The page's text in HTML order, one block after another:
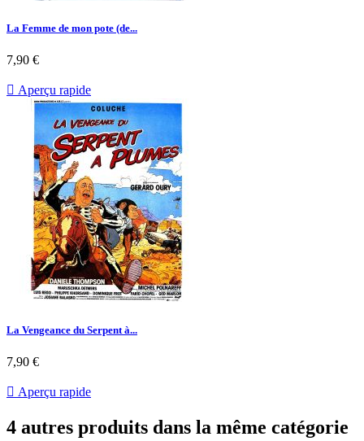
La Femme de mon pote (de...
Prix
7,90 €
 Aperçu rapide
La Vengeance du Serpent à...
Prix
7,90 €
 Aperçu rapide
4 autres produits dans la même catégorie